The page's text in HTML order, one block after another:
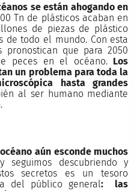
se están ahogando en
Tn de plásticos acaban en
de piezas de plástico
de todo el mundo. Con esta
pronostican que para 2050
peces en el océano. Los
un problema para toda la
hasta grandes
al ser humano mediante
aún esconde muchos
descubriendo y
secretos es un tesoro
del público general: las